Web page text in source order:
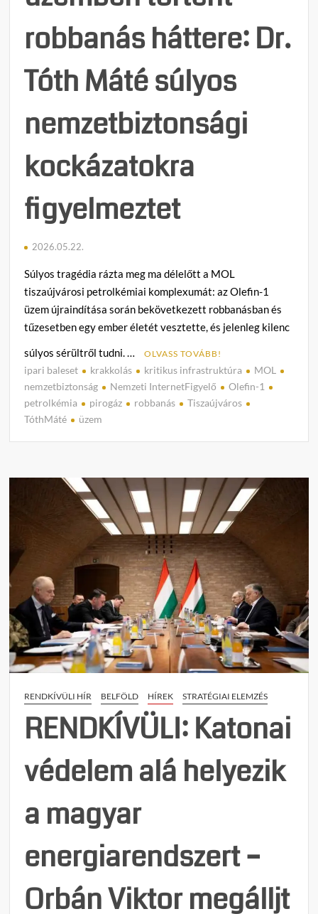
robbanás háttere: Dr.
Tóth Máté súlyos
nemzetbiztonsági
kockázatokra
figyelmeztet
2026.05.22.
Súlyos tragédia rázta meg ma délelőtt a MOL
tiszaújvárosi petrolkémiai komplexumát: az Olefin-1
üzem újraindítása során bekövetkezett robbanásban és
tűzesetben egy ember életét vesztette, és jelenleg kilenc
súlyos sérültről tudni. …
OLVASS TOVÁBB!
ipari baleset krakkolás kritikus infrastruktúra
MOL
nemzetbiztonság
Nemzeti InternetFigyelő
Olefin-1
petrolkémia
pirogáz robbanás
Tiszaújváros
TóthMáté
üzem
t
Dr.
Tóth
Máté
súlyos
RENDKÍVÜLI HÍR BELFÖLD HÍREK STRATÉGIAI ELEMZÉS
RENDKÍVÜLI: Katonai
védelem alá helyezik
a magyar
energiarendszert –
Orbán Viktor megálljt